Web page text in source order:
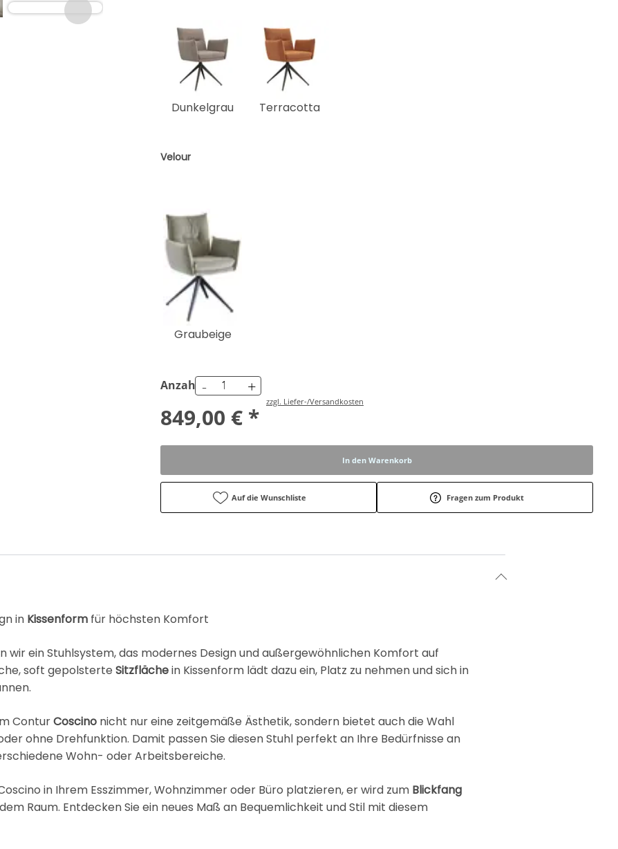
Dunkelgrau Terracotta
Velour
Graubeige
Anzahl - +
849,00 € *
zzgl. Liefer-/Versandkosten
In den Warenkorb
Auf die Wunschliste Fragen zum Produkt
in Kissenform für höchsten Komfort
wir ein Stuhlsystem, das modernes Design und außergewöhnlichen Komfort auf
soft gepolsterteSitzflächein Kissenform lädt dazu ein, Platz zu nehmen und sich in
ConturCoscino nicht nur eine zeitgemäße Ästhetik, sondern bietet auch die Wahl
ohne Drehfunktion. Damit passen Sie diesen Stuhl perfekt an Ihre Bedürfnisse an
Wohn- oder Arbeitsbereiche.
in Ihrem Esszimmer, Wohnzimmer oder Büro platzieren, er wird zum Blickfang
Raum. Entdecken Sie ein neues Maß an Bequemlichkeit und Stil mit diesem